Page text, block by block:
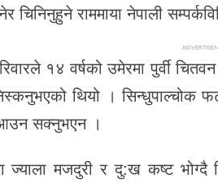
चिनिनुहुने राममाया नेपाली
१४ वर्षको उमेरमा पुर्वी
थियो । सिन्धुपाल्चोक
आउन सक्नुभएन ।
ज्याला मजदुरी र दु:ख कष्ट